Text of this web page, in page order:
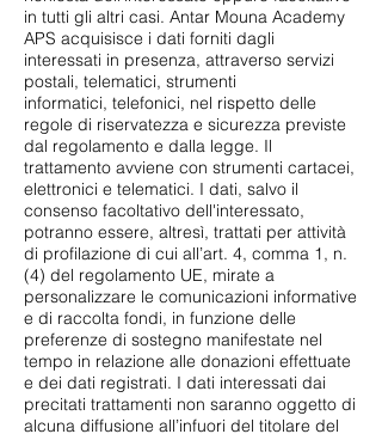
in tutti gli altri casi. Antar Mouna Academy
APS acquisisce i dati forniti dagli
interessati in presenza, attraverso servizi
postali, telematici, strumenti
informatici, telefonici, nel rispetto delle
regole di riservatezza e sicurezza previste
dal regolamento e dalla legge. Il
trattamento avviene con strumenti cartacei,
elettronici e telematici. I dati, salvo il
consenso facoltativo dell'interessato,
potranno essere, altresì, trattati per attività
di profilazione di cui all’art. 4, comma 1, n.
(4) del regolamento UE, mirate a
personalizzare le comunicazioni informative
e di raccolta fondi, in funzione delle
preferenze di sostegno manifestate nel
tempo in relazione alle donazioni effettuate
e dei dati registrati. I dati interessati dai
precitati trattamenti non saranno oggetto di
alcuna diffusione all’infuori del titolare del